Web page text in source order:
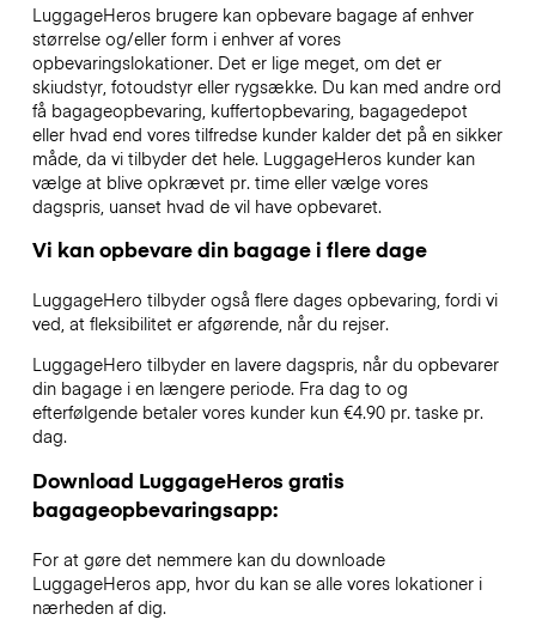
LuggageHeros brugere kan opbevare bagage af enhver
størrelse og/eller form i enhver af vores
opbevaringslokationer. Det er lige meget, om det er
skiudstyr, fotoudstyr eller rygsække. Du kan med andre ord
få bagageopbevaring, kuffertopbevaring, bagagedepot
eller hvad end vores tilfredse kunder kalder det på en sikker
måde, da vi tilbyder det hele. LuggageHeros kunder kan
vælge at blive opkrævet pr. time eller vælge vores
dagspris, uanset hvad de vil have opbevaret.
Vi kan opbevare din bagage i flere dage
LuggageHero tilbyder også flere dages opbevaring, fordi vi
ved, at fleksibilitet er afgørende, når du rejser.
LuggageHero tilbyder en lavere dagspris, når du opbevarer
din bagage i en længere periode. Fra dag to og
efterfølgende betaler vores kunder kun €4.90 pr. taske pr.
dag.
Download LuggageHeros gratis
bagageopbevaringsapp:
For at gøre det nemmere kan du downloade
LuggageHeros app, hvor du kan se alle vores lokationer i
nærheden af dig.